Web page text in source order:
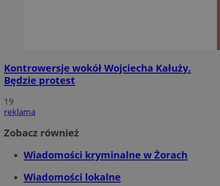
Kontrowersje wokół Wojciecha Kałuży.
Będzie protest
19
reklama
Zobacz również
Wiadomości kryminalne w Żorach
Wiadomości lokalne